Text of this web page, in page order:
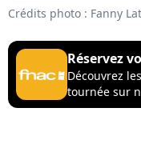
Crédits photo : Fanny
Réservez
Découvrez
tournée sur